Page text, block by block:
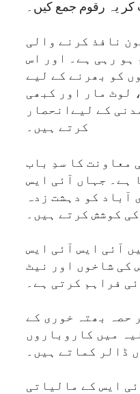
کر یہ رقوم جمع کیں۔
نافذ کرنے والی
ہو رہی ہے۔ اور اس
کو بھرنے کے لیے
لوٹ مار اور کبھی
کے لیےانحصار
کرتے ہیں۔
معاونت کا سدِ باب
ہے۔ جہاں آئی ایس
آباد کو دہشت زدہ
کوشش کرتے ہیں۔
آئی ایس آئی ایس
کی شاخوں اور نیٹ
فراہم کرتی ہے۔
حصہ بھتہ خوری کے
میں کاروباروں
ڈالر کماتے ہیں۔
ایس کے مالیاتی